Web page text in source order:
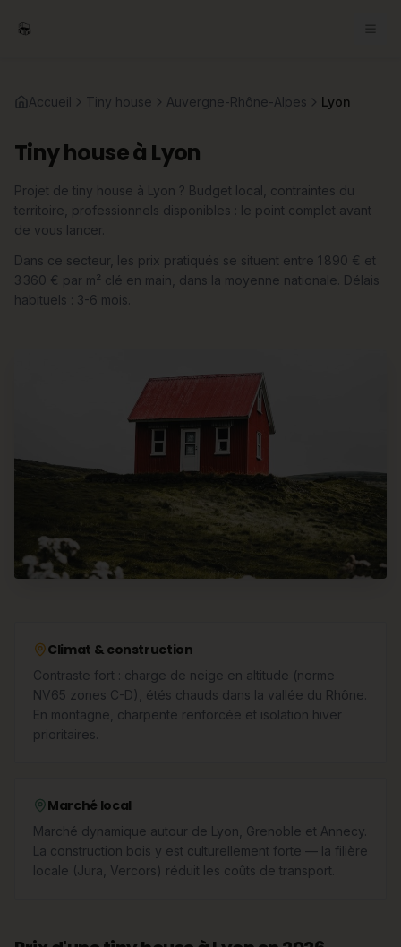
Accueil Tiny house Auvergne-Rhône-Alpes Lyon
Tiny house à Lyon
Projet de tiny house à Lyon ? Budget local, contraintes du
territoire, professionnels disponibles : le point complet avant
de vous lancer.
Dans ce secteur, les prix pratiqués se situent entre 1 890 € et
3 360 € par m² clé en main, dans la moyenne nationale. Délais
habituels : 3-6 mois.
Climat & construction
Contraste fort : charge de neige en altitude (norme
NV65 zones C-D), étés chauds dans la vallée du Rhône.
En montagne, charpente renforcée et isolation hiver
prioritaires.
Marché local
Marché dynamique autour de Lyon, Grenoble et Annecy.
La construction bois y est culturellement forte — la filière
locale (Jura, Vercors) réduit les coûts de transport.